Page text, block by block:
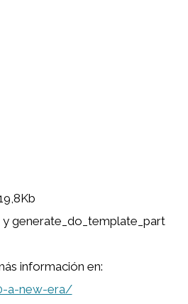
y generate_do_template_part
información en:
a-new-era/